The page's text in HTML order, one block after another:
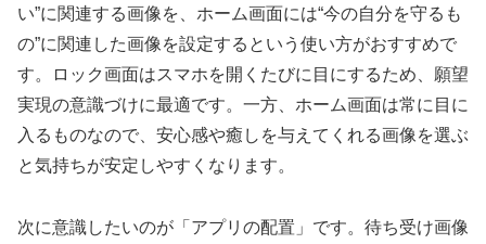
い”に関連する画像を、ホーム画面には“今の自分を守るも
の”に関連した画像を設定するという使い方がおすすめで
す。ロック画面はスマホを開くたびに目にするため、願望
実現の意識づけに最適です。一方、ホーム画面は常に目に
入るものなので、安心感や癒しを与えてくれる画像を選ぶ
と気持ちが安定しやすくなります。
次に意識したいのが「アプリの配置」です。待ち受け画像